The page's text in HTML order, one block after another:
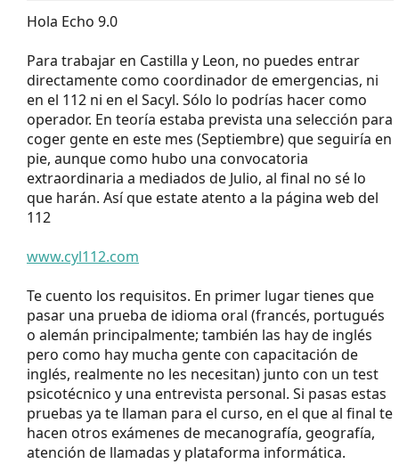
Hola Echo 9.0
Para trabajar en Castilla y Leon, no puedes entrar
directamente como coordinador de emergencias, ni
en el 112 ni en el Sacyl. Sólo lo podrías hacer como
operador. En teoría estaba prevista una selección para
coger gente en este mes (Septiembre) que seguiría en
pie, aunque como hubo una convocatoria
extraordinaria a mediados de Julio, al final no sé lo
que harán. Así que estate atento a la página web del
112
www.cyl112.com
Te cuento los requisitos. En primer lugar tienes que
pasar una prueba de idioma oral (francés, portugués
o alemán principalmente; también las hay de inglés
pero como hay mucha gente con capacitación de
inglés, realmente no les necesitan) junto con un test
psicotécnico y una entrevista personal. Si pasas estas
pruebas ya te llaman para el curso, en el que al final te
hacen otros exámenes de mecanografía, geografía,
atención de llamadas y plataforma informática.